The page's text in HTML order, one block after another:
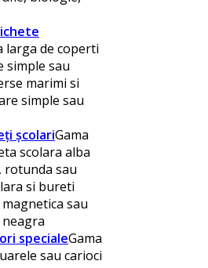
larga de coperti
simple sau
marimi si
simple sau
școlariGama
scolara alba
rotunda sau
si bureti
sau
specialeGama
sau carioci